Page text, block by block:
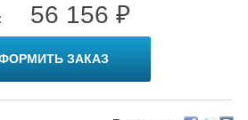
56 156 ₽
ЗАКАЗ